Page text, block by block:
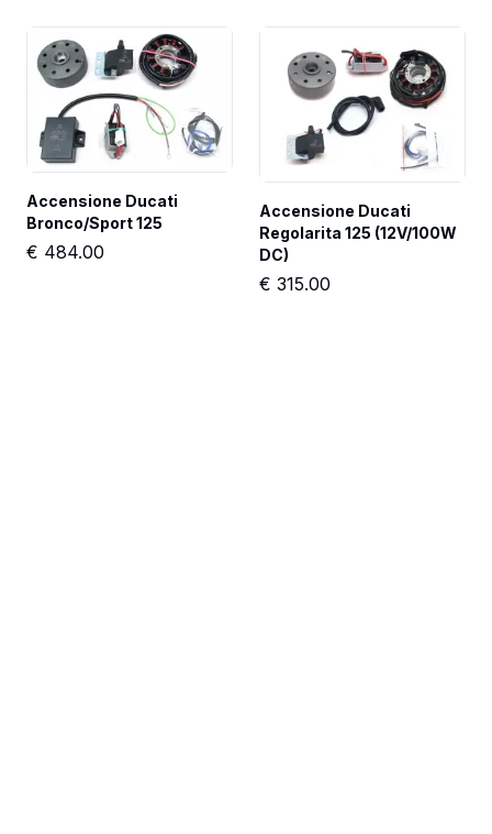
Accensione Ducati
Bronco/Sport 125
€ 484.00
Accensione Ducati
Regolarita 125 (12V/100W
DC)
€ 315.00